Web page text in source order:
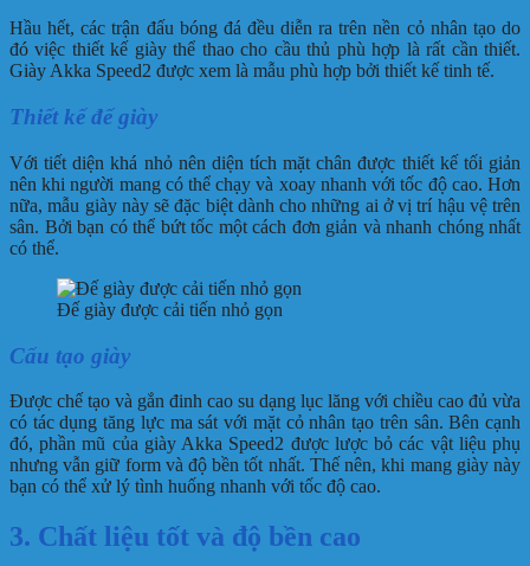
Hầu hết, các trận đấu bóng đá đều diễn ra trên nền cỏ nhân tạo do
đó việc thiết kế giày thể thao cho cầu thủ phù hợp là rất cần thiết.
Giày Akka Speed2 được xem là mẫu phù hợp bởi thiết kế tinh tế.
Thiết kế đế giày
Với tiết diện khá nhỏ nên diện tích mặt chân được thiết kế tối giản
nên khi người mang có thể chạy và xoay nhanh với tốc độ cao. Hơn
nữa, mẫu giày này sẽ đặc biệt dành cho những ai ở vị trí hậu vệ trên
sân. Bởi bạn có thể bứt tốc một cách đơn giản và nhanh chóng nhất
có thể.
Đế giày được cải tiến nhỏ gọn
Cấu tạo giày
Được chế tạo và gắn đinh cao su dạng lục lăng với chiều cao đủ vừa
có tác dụng tăng lực ma sát với mặt cỏ nhân tạo trên sân. Bên cạnh
đó, phần mũ của giày Akka Speed2 được lược bỏ các vật liệu phụ
nhưng vẫn giữ form và độ bền tốt nhất. Thế nên, khi mang giày này
bạn có thể xử lý tình huống nhanh với tốc độ cao.
3. Chất liệu tốt và độ bền cao